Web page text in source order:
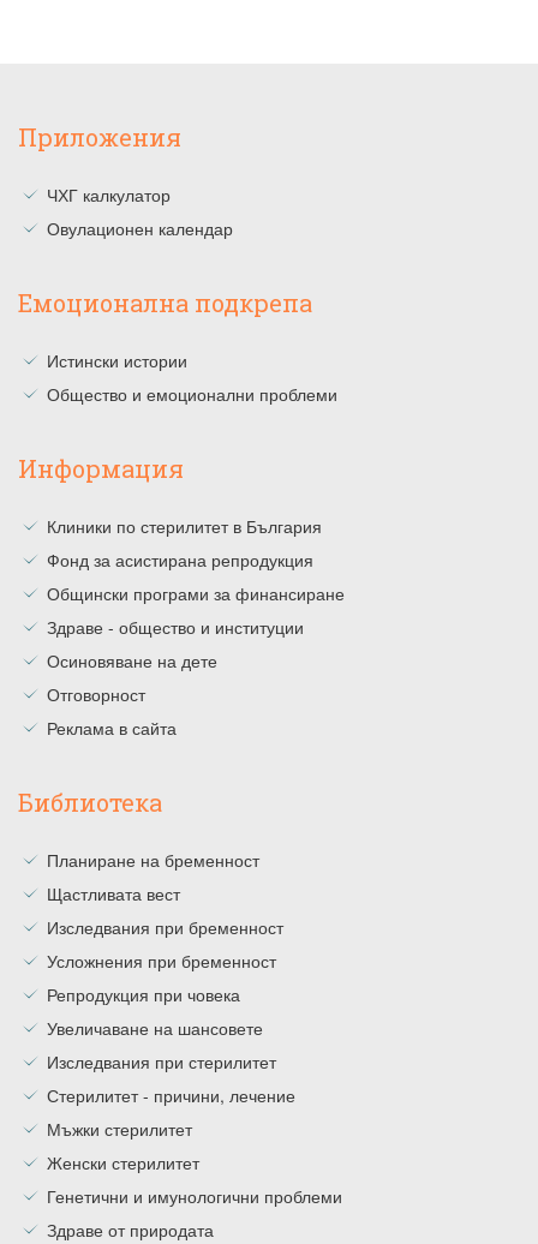
Приложения
ЧХГ калкулатор
Овулационен календар
Емоционална подкрепа
Истински истории
Общество и емоционални проблеми
Информация
Клиники по стерилитет в България
Фонд за асистирана репродукция
Общински програми за финансиране
Здраве - общество и институции
Осиновяване на дете
Отговорност
Реклама в сайта
Библиотека
Планиране на бременност
Щастливата вест
Изследвания при бременност
Усложнения при бременност
Репродукция при човека
Увеличаване на шансовете
Изследвания при стерилитет
Стерилитет - причини, лечение
Мъжки стерилитет
Женски стерилитет
Генетични и имунологични проблеми
Здраве от природата